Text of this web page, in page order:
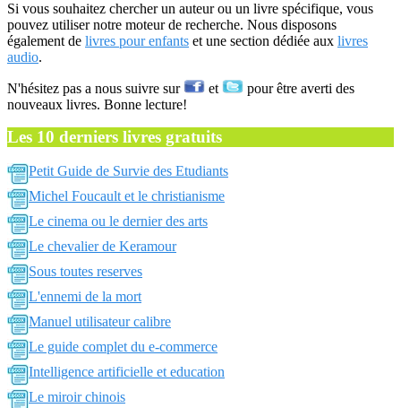
Si vous souhaitez chercher un auteur ou un livre spécifique, vous
pouvez utiliser notre moteur de recherche. Nous disposons
également de livres pour enfants et une section dédiée aux livres
audio.
N'hésitez pas a nous suivre sur et
pour être averti des
nouveaux livres. Bonne lecture!
Les 10 derniers livres gratuits
Petit Guide de Survie des Etudiants
Michel Foucault et le christianisme
Le cinema ou le dernier des arts
Le chevalier de Keramour
Sous toutes reserves
L'ennemi de la mort
Manuel utilisateur calibre
Le guide complet du e-commerce
Intelligence artificielle et education
Le miroir chinois